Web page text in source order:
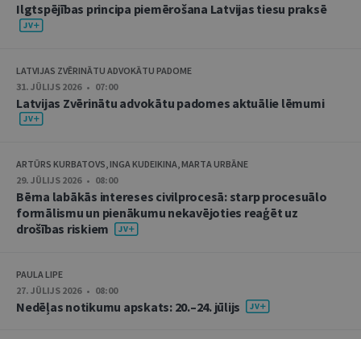
Ilgtspējības principa piemērošana Latvijas tiesu praksē
LATVIJAS ZVĒRINĀTU ADVOKĀTU PADOME
31. JŪLIJS 2026 • 07:00
Latvijas Zvērinātu advokātu padomes aktuālie lēmumi
ARTŪRS KURBATOVS, INGA KUDEIKINA, MARTA URBĀNE
29. JŪLIJS 2026 • 08:00
Bērna labākās intereses civilprocesā: starp procesuālo
formālismu un pienākumu nekavējoties reaģēt uz
drošības riskiem
PAULA LIPE
27. JŪLIJS 2026 • 08:00
Nedēļas notikumu apskats: 20.–24. jūlijs